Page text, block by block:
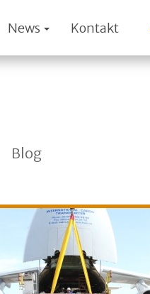
News Kontakt
Blog